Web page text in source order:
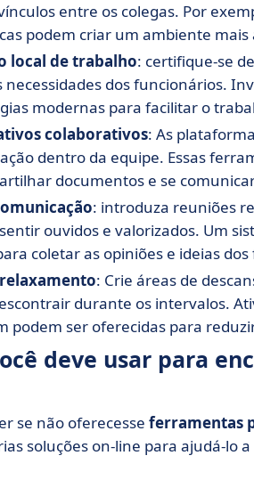
entre os colegas. Por
podem criar um ambiente mais
local de trabalho: certifique-se
necessidades dos funcionários.
modernas para facilitar o
colaborativos: As
dentro da equipe. Essas
documentos e se
: introduza reuniões
ouvidos e valorizados. Um
coletar as opiniões e ideias
: Crie áreas de
durante os intervalos.
podem ser oferecidas para
deve usar para
se não oferecesse ferramentas
soluções on-line para ajudá-lo a